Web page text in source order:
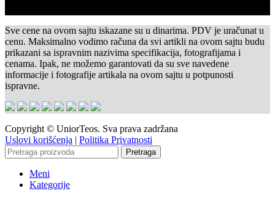
Sve cene na ovom sajtu iskazane su u dinarima. PDV je uračunat u
cenu. Maksimalno vodimo računa da svi artikli na ovom sajtu budu
prikazani sa ispravnim nazivima specifikacija, fotografijama i
cenama. Ipak, ne možemo garantovati da su sve navedene
informacije i fotografije artikala na ovom sajtu u potpunosti
ispravne.
Copyright © UniorTeos. Sva prava zadržana
Uslovi korišćenja | Politika Privatnosti
Pretraga
Meni
Kategorije